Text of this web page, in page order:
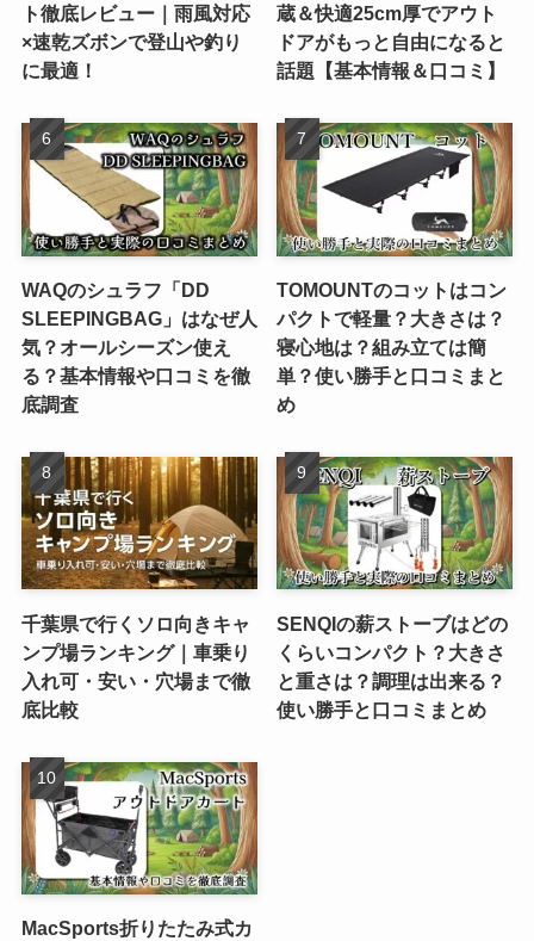
ト徹底レビュー｜雨風対応
×速乾ズボンで登山や釣り
に最適！
蔵＆快適25cm厚でアウト
ドアがもっと自由になると
話題【基本情報＆口コミ】
WAQのシュラフ「DD
SLEEPINGBAG」はなぜ人
気？オールシーズン使え
る？基本情報や口コミを徹
底調査
TOMOUNTのコットはコン
パクトで軽量？大きさは？
寝心地は？組み立ては簡
単？使い勝手と口コミまと
め
千葉県で行くソロ向きキャ
ンプ場ランキング｜車乗り
入れ可・安い・穴場まで徹
底比較
SENQIの薪ストーブはどの
くらいコンパクト？大きさ
と重さは？調理は出来る？
使い勝手と口コミまとめ
MacSports折りたたみ式カ